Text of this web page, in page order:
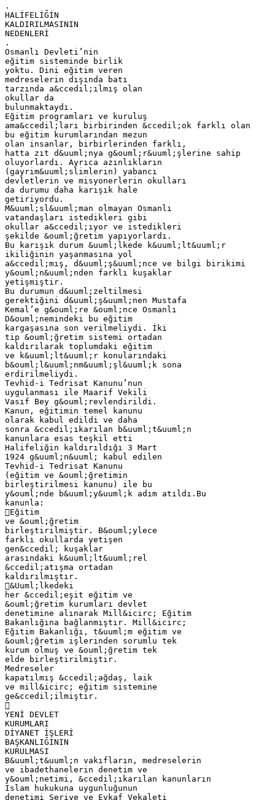
.
HALİFELİĞİN
KALDIRILMASININ
NEDENLERİ
.
Osmanlı Devleti’nin
eğitim sisteminde birlik
yoktu. Dini eğitim veren
medreselerin dışında batı
tarzında a&ccedil;ılmış olan
okullar da
bulunmaktaydı.
Eğitim programları ve kuruluş
ama&ccedil;ları birbirinden &ccedil;ok farklı olan
bu eğitim kurumlarından mezun
olan insanlar, birbirlerinden farklı,
hatta zıt d&uuml;nya g&ouml;r&uuml;şlerine sahip
oluyorlardı. Ayrıca azınlıkların
(gayrim&uuml;slimlerin) yabancı
devletlerin ve misyonerlerin okulları
da durumu daha karışık hale
getiriyordu.
M&uuml;sl&uuml;man olmayan Osmanlı
vatandaşları istedikleri gibi
okullar a&ccedil;ıyor ve istedikleri
şekilde &ouml;ğretim yapıyorlardı.
Bu karışık durum &uuml;lkede k&uuml;lt&uuml;r
ikiliğinin yaşanmasına yol
a&ccedil;mış, d&uuml;ş&uuml;nce ve bilgi birikimi
y&ouml;n&uuml;nden farklı kuşaklar
yetişmiştir.
Bu durumun d&uuml;zeltilmesi
gerektiğini d&uuml;ş&uuml;nen Mustafa
Kemal’e g&ouml;re &ouml;nce Osmanlı
D&ouml;nemindeki bu eğitim
kargaşasına son verilmeliydi. İki
tip &ouml;ğretim sistemi ortadan
kaldırılarak toplumdaki eğitim
ve k&uuml;lt&uuml;r konularındaki
b&ouml;l&uuml;nm&uuml;şl&uuml;k sona
erdirilmeliydi.
Tevhid-i Tedrisat Kanunu’nun
uygulanması ile Maarif Vekili
Vasıf Bey g&ouml;revlendirildi.
Kanun, eğitimin temel kanunu
olarak kabul edildi ve daha
sonra &ccedil;ıkarılan b&uuml;t&uuml;n
kanunlara esas teşkil etti
Halifeliğin kaldırıldığı 3 Mart
1924 g&uuml;n&uuml; kabul edilen
Tevhid-i Tedrisat Kanunu
(eğitim ve &ouml;ğretimin
birleştirilmesi kanunu) ile bu
y&ouml;nde b&uuml;y&uuml;k adım atıldı.Bu
kanunla:
Eğitim
ve &ouml;ğretim
birleştirilmiştir. B&ouml;ylece
farklı okullarda yetişen
gen&ccedil; kuşaklar
arasındaki k&uuml;lt&uuml;rel
&ccedil;atışma ortadan
kaldırılmıştır.
&Uuml;lkedeki
her &ccedil;eşit eğitim ve
&ouml;ğretim kurumları devlet
denetimine alınarak Mill&icirc; Eğitim
Bakanlığına bağlanmıştır. Mill&icirc;
Eğitim Bakanlığı, t&uuml;m eğitim ve
&ouml;ğretim işlerinden sorumlu tek
kurum olmuş ve &ouml;ğretim tek
elde birleştirilmiştir.
Medreseler
kapatılmış &ccedil;ağdaş, laik
ve mill&icirc; eğitim sistemine
ge&ccedil;ilmiştir.

YENİ DEVLET
KURUMLARI
DİYANET İŞLERİ
BAŞKANLIĞININ
KURULMASI
B&uuml;t&uuml;n vakıfların, medreselerin
ve ibadethanelerin denetim ve
y&ouml;netimi, &ccedil;ıkarılan kanunların
İslam hukukuna uygunluğunun
denetimi Şeriye ve Evkaf Vekaleti